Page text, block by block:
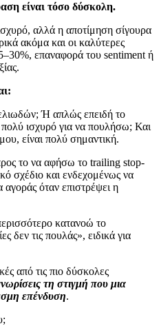
είναι τόσο δύσκολη.
αλλά η αποτίμηση σίγουρα
ακόμα και οι καλύτερες
επαναφορά του sentiment ή
Ή απλώς επειδή το
πολύ ισχυρό για να πουλήσω; Και
είναι πολύ σημαντική.
το να αφήσω το trailing stop-
σχέδιο και ενδεχομένως να
αγοράς όταν επιστρέψει η
κατανοώ το
δεν τις πουλάς», ειδικά για
από τις πιο δύσκολες
τη στιγμή που μια
επένδυση.